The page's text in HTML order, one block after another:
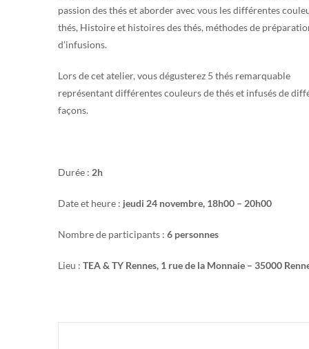
passion des thés et aborder avec vous les différentes
thés, Histoire et histoires des thés, méthodes de
d’infusions.
Lors de cet atelier, vous dégusterez 5 thés remarquable
représentant différentes couleurs de thés et infusés de
façons.
Durée : 2h
Date et heure : jeudi 24 novembre, 18h00 – 20h00
Nombre de participants : 6 personnes
Lieu : TEA & TY Rennes, 1 rue de la Monnaie – 35000